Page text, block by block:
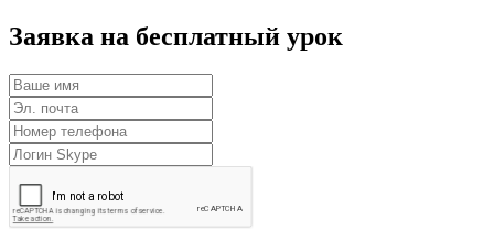
Заявка на бесплатный урок